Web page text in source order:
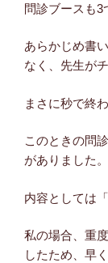
問診ブースも3
あらかじめ書
なく、先生が
まさに秒で終
このときの問
がありました。
内容としては
私の場合、重
したため、早